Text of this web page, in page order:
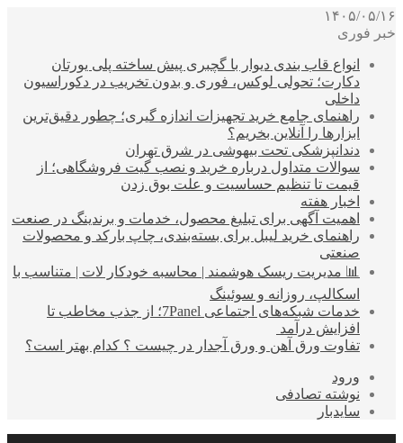
۱۴۰۵/۰۵/۱۶
خبر فوری
انواع قاب بندی دیوار با گچبری پیش ساخته پلی یورتان
دکارت؛ تحولی لوکس، فوری و بدون تخریب در دکوراسیون
داخلی
راهنمای جامع خرید تجهیزات اندازه گیری؛ چطور دقیق‌ترین
ابزارها را آنلاین بخریم؟
دندانپزشکی تحت بیهوشی در شرق تهران
سوالات متداول درباره خرید و نصب گیت فروشگاهی؛ از
قیمت تا تنظیم حساسیت و علت بوق زدن
اخبار هفته
اهمیت آگهی برای تبلیغ محصول، خدمات و برندینگ در صنعت
راهنمای خرید لیبل برای بسته‌بندی، چاپ بارکد و محصولات
صنعتی
📊 مدیریت ریسک هوشمند | محاسبه خودکار لات | متناسب با
اسکالپ، روزانه و سوئینگ
خدمات شبکه‌های اجتماعی 7Panel؛ از جذب مخاطب تا
افزایش درآمد
تفاوت ورق آهن و ورق آجدار در چیست ؟ کدام بهتر است؟
ورود
نوشته تصادفی
سایدبار